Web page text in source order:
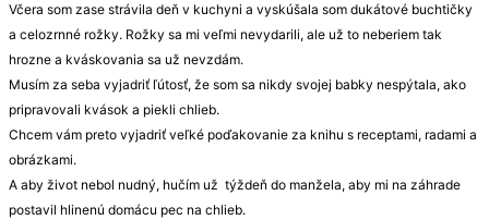
Včera som zase strávila deň v kuchyni a vyskúšala som dukátové buchtičky
a celozrnné rožky. Rožky sa mi veľmi nevydarili, ale už to neberiem tak
hrozne a kváskovania sa už nevzdám.
Musím za seba vyjadriť ľútosť, že som sa nikdy svojej babky nespýtala, ako
pripravovali kvások a piekli chlieb.
Chcem vám preto vyjadriť veľké poďakovanie za knihu s receptami, radami a
obrázkami.
A aby život nebol nudný, hučím už týždeň do manžela, aby mi na záhrade
postavil hlinenú domácu pec na chlieb.